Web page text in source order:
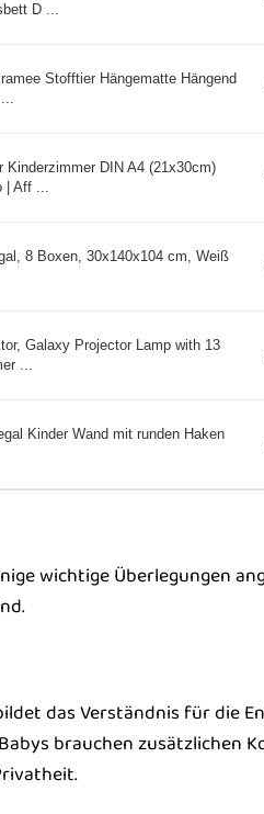
D ...
Stofftier Hängematte Hängend
Kinderzimmer DIN A4 (21x30cm)
| Aff ...
8 Boxen, 30x140x104 cm, Weiß
Galaxy Projector Lamp with 13
...
Kinder Wand mit runden Haken
wichtige Überlegungen
das Verständnis für die
brauchen zusätzlichen